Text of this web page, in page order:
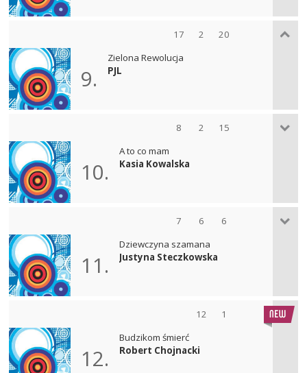
17 2 20
9.
Zielona Rewolucja
PJL
8 2 15
10.
A to co mam
Kasia Kowalska
7 6 6
11.
Dziewczyna szamana
Justyna Steczkowska
12 1
12.
Budzikom śmierć
Robert Chojnacki